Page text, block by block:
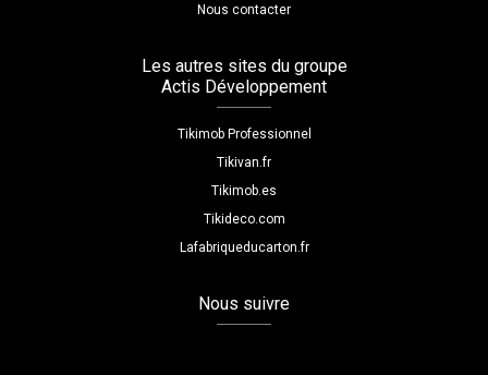
Nous contacter
Les autres sites du groupe
Actis Développement
Tikimob Professionnel
Tikivan.fr
Tikimob.es
Tikideco.com
Lafabriqueducarton.fr
Nous suivre